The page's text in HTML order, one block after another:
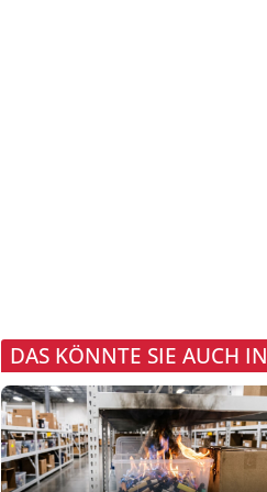
DAS KÖNNTE SIE AUCH